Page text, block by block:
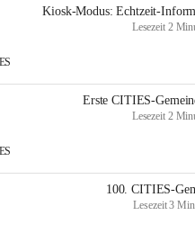
Kiosk-Modus: Echtzeit-
Lesezeit 2
Erste CITIES-
Lesezeit 2
100. CITIES-
Lesezeit 3